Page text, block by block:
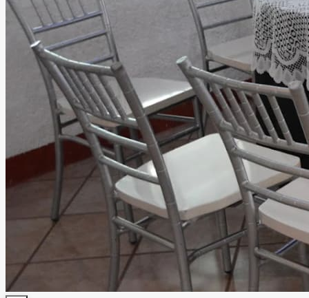
sonido, DJ, barra de bebidas, catering, decoración,
personal de apoyo, seguridad y limpieza, para que tú solo
te preocupes por disfrutar. Ubicado en una zona
estratégica de Tlalnepantla, nuestro salón ofrece la
combinación ideal entre fácil acceso y la privacidad que
merece un evento especial. Más que un salón de eventos,
ofrecemos un espacio donde la tecnología, el diseño y el
mejor ambiente se unen para crear celebraciones
memorables que tus invitados recordarán mucho después
de que termine la fiesta.Leer más